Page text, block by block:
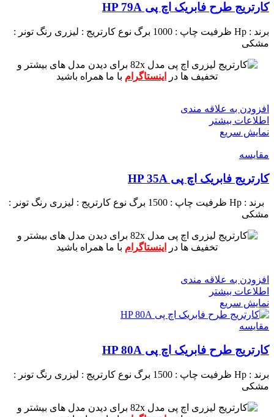
کارتریج طرح فابریک اچ پی HP 79A
برند : Hp ظرفیت چاپ : 1000 برگ نوع کارتریج : لیزری رنگ تونر :
مشکی
برای دیدن مدل های بیشتر و
تخفیف ها در
اینستاگرام با ما همراه باشید
افزودن به علاقه مندی
اطلاعات بیشتر
نمایش سریع
مقايسه
کارتریج فابریک اچ پی HP 35A
برند : Hp ظرفیت چاپ : 1500 برگ نوع کارتریج : لیزری رنگ تونر :
مشکی
برای دیدن مدل های بیشتر و
تخفیف ها در
اینستاگرام با ما همراه باشید
افزودن به علاقه مندی
اطلاعات بیشتر
نمایش سریع
مقايسه
کارتریج طرح فابریک اچ پی HP 80A
برند : Hp ظرفیت چاپ : 1500 برگ نوع کارتریج : لیزری رنگ تونر :
مشکی
برای دیدن مدل های بیشتر و